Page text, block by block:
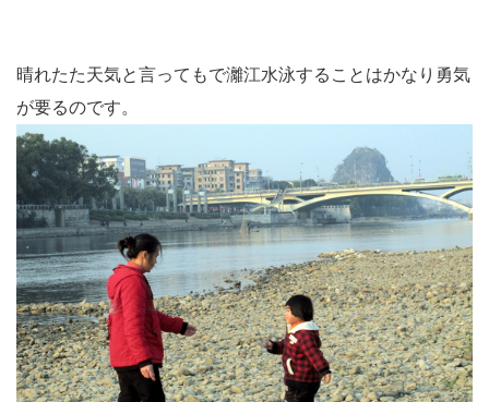
晴れたた天気と言ってもで灕江水泳することはかなり勇気
が要るのです。